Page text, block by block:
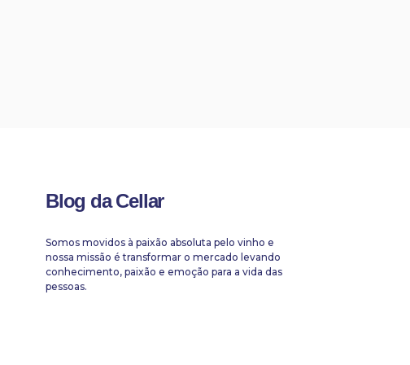
Blog da Cellar
Somos movidos à paixão absoluta pelo vinho e
nossa missão é transformar o mercado levando
conhecimento, paixão e emoção para a vida das
pessoas.